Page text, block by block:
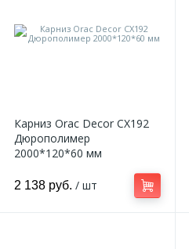
Карниз Orac Decor CX192
Дюрополимер
2000*120*60 мм
2 138 руб. / шт